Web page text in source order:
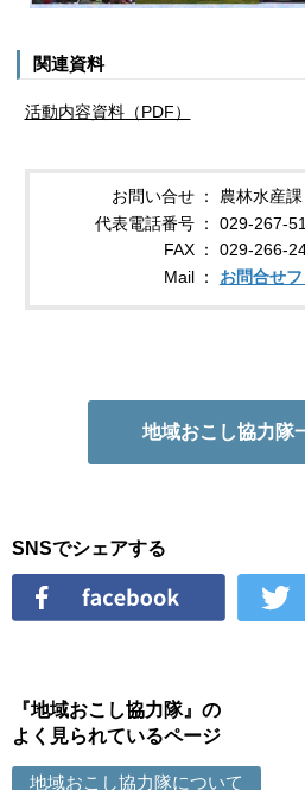
関連資料
活動内容資料（PDF）
お問い合せ
農林水産
代表電話番号
029-267-
FAX
029-266-
Mail
お問合せ
地域おこし協力隊
SNSでシェアする
『地域おこし協力隊』の
よく見られているページ
地域おこし協力隊について